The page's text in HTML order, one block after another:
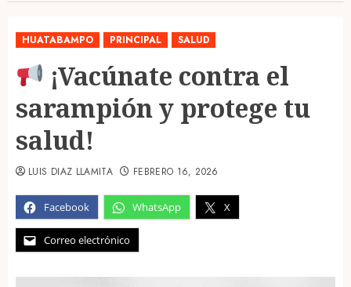
HUATABAMPO PRINCIPAL SALUD
¡Vacúnate contra el
sarampión y protege tu
salud!
Facebook WhatsApp X
Correo electrónico
LUIS DIAZ LLAMITA FEBRERO 16, 2026